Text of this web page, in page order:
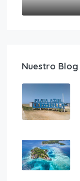
Nuestro Blog